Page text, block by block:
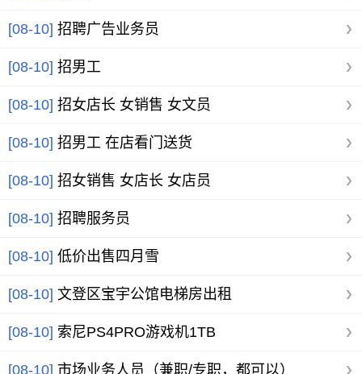
[08-10] 招聘广告业务员
[08-10] 招男工
[08-10] 招女店长 女销售 女文员
[08-10] 招男工 在店看门送货
[08-10] 招女销售 女店长 女店员
[08-10] 招聘服务员
[08-10] 低价出售四月雪
[08-10] 文登区宝宇公馆电梯房出租
[08-10] 索尼PS4PRO游戏机1TB
[08-10] 市场业务人员（兼职/专职，都可以）